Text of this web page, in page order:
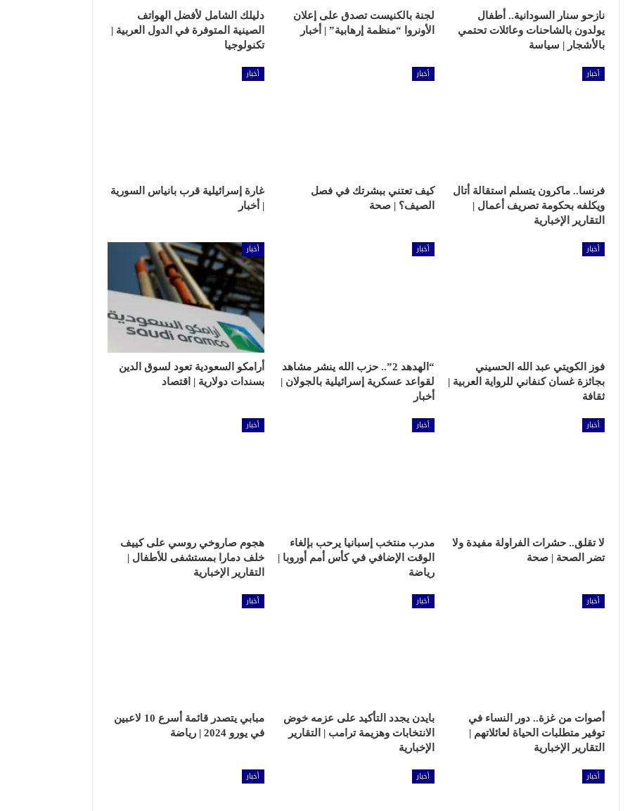
نازحو سنار السودانية.. أطفال
يولدون بالشاحنات وعائلات تحتمي
بالأشجار | سياسة
لجنة بالكنيست تصدق على إعلان
الأونروا “منظمة إرهابية” | أخبار
دليلك الشامل لأفضل الهواتف
الصينية المتوفرة في الدول العربية |
تكنولوجيا
أخبار
فرنسا.. ماكرون يتسلم استقالة أتال
ويكلفه بحكومة تصريف أعمال |
التقارير الإخبارية
أخبار
كيف تعتني ببشرتك في فصل
الصيف؟ | صحة
أخبار
غارة إسرائيلية قرب بانياس السورية
| أخبار
أخبار
فوز الكويتي عبد الله الحسيني
بجائزة غسان كنفاني للرواية العربية |
ثقافة
أخبار
“الهدهد 2”.. حزب الله ينشر مشاهد
لقواعد عسكرية إسرائيلية بالجولان |
أخبار
أخبار
أرامكو السعودية تعود لسوق الدين
بسندات دولارية | اقتصاد
أخبار
لا تقلق.. حشرات الفراولة مفيدة ولا
تضر الصحة | صحة
أخبار
مدرب منتخب إسبانيا يرحب بإلغاء
الوقت الإضافي في كأس أمم أوروبا |
رياضة
أخبار
هجوم صاروخي روسي على كييف
خلف دمارا بمستشفى للأطفال |
التقارير الإخبارية
أخبار
أصوات من غزة.. دور النساء في
توفير متطلبات الحياة لعائلاتهم |
التقارير الإخبارية
أخبار
بايدن يجدد التأكيد على عزمه خوض
الانتخابات وهزيمة ترامب | التقارير
الإخبارية
أخبار
مبابي يتصدر قائمة أسرع 10 لاعبين
في يورو 2024 | رياضة
أخبار أخبار أخبار